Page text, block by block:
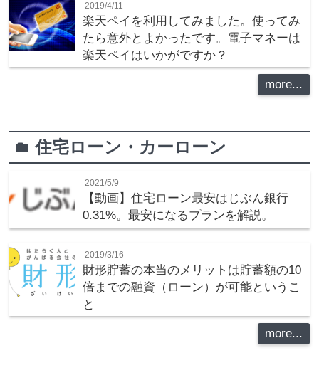
2019/4/11
楽天ペイを利用してみました。使ってみ
たら意外とよかったです。電子マネーは
楽天ペイはいかがですか？
more...
folder住宅ローン・カーローン
2021/5/9
【動画】住宅ローン最安はじぶん銀行
0.31%。最安になるプランを解説。
2019/3/16
財形貯蓄の本当のメリットは貯蓄額の10
倍までの融資（ローン）が可能というこ
と
more...